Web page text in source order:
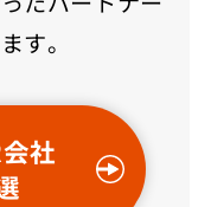
す。
社